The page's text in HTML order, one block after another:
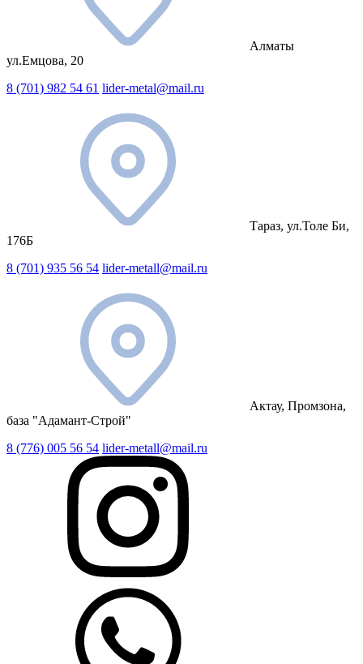
Алматы
ул.Емцова, 20
8 (701) 982 54 61 lider-metal@mail.ru
Тараз, ул.Толе Би,
176Б
8 (701) 935 56 54 lider-metall@mail.ru
Актау, Промзона,
база "Адамант-Строй"
8 (776) 005 56 54 lider-metall@mail.ru